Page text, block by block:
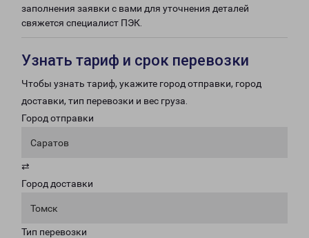
заполнения заявки с вами для уточнения деталей
свяжется специалист ПЭК.
Узнать тариф и срок перевозки
Чтобы узнать тариф, укажите город отправки, город
доставки, тип перевозки и вес груза.
Город отправки
Саратов
⇄
Город доставки
Томск
Тип перевозки